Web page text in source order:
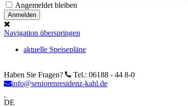
Angemeldet bleiben
Navigation überspringen
aktuelle Speisepläne
Haben Sie Fragen?
Tel.: 06188 - 44 8-0
info@seniorenresidenz-kahl.de
DE